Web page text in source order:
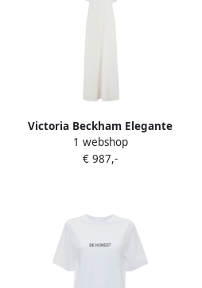
Victoria Beckham Elegante
Midi Jurk met Kapmouwen
White Dames
1 webshop
€ 987,-